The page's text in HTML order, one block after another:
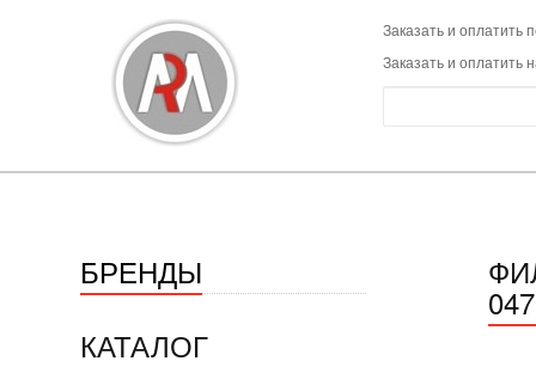
Заказать и оплатить
Заказать и оплатить
БРЕНДЫ
КАТАЛОГ